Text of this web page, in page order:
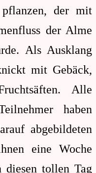
der mit
der Alme
Als Ausklang
mit Gebäck,
Alle
haben
abgebildeten
eine Woche
diesen tollen Tag